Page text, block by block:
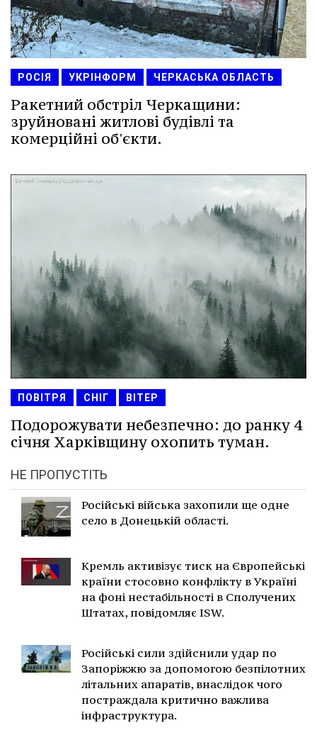
РОСІЯ УКРІНФОРМ ЧЕРКАСЬКА ОБЛАСТЬ
Ракетний обстріл Черкащини:
зруйновані житлові будівлі та
комерційні об'єкти.
ПОВІТРЯ СНІГ ВІТЕР
Подорожувати небезпечно: до ранку 4
січня Харківщину охопить туман.
НЕ ПРОПУСТІТЬ
Російські війська захопили ще одне
село в Донецькій області.
Кремль активізує тиск на Європейські
країни стосовно конфлікту в Україні
на фоні нестабільності в Сполучених
Штатах, повідомляє ISW.
Російські сили здійснили удар по
Запоріжжю за допомогою безпілотних
літальних апаратів, внаслідок чого
постраждала критично важлива
інфраструктура.